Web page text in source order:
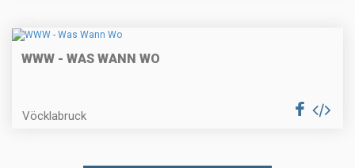
WWW - WAS WANN WO
Vöcklabruck